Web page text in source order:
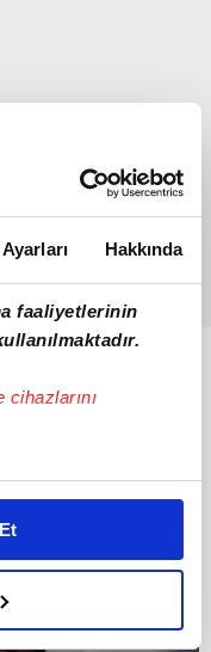
Hakkında
faaliyetlerinin
cihazlarını
özel
Bunu yaparken
deneyimi sunmak
adına
ve bu noktada,